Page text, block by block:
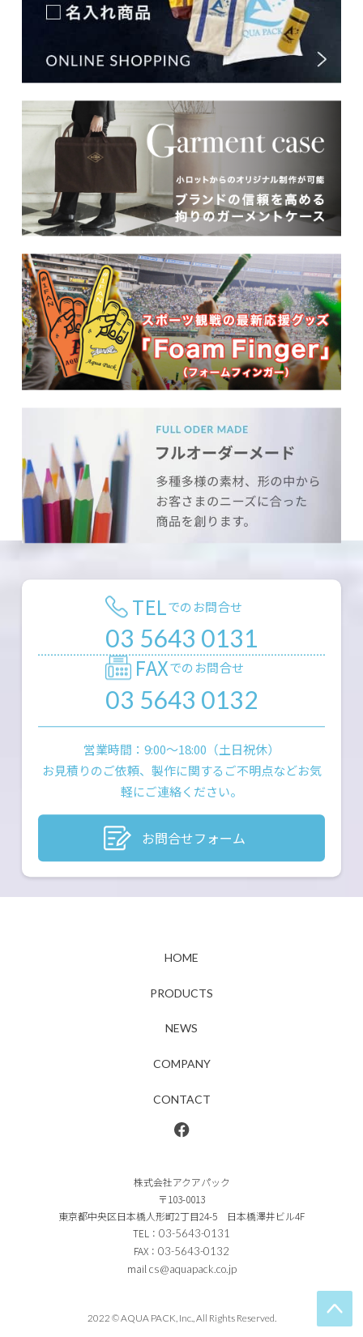
TELでのお問合せ
03 5643 0131
FAXでのお問合せ
03 5643 0132
営業時間：9:00〜18:00（土日祝休）
お見積りのご依頼、製作に関するご不明点などお気
軽にご連絡ください。
お問合せフォーム
株式会社アクアパック
〒103-0013
東京都中央区日本橋人形町2丁目24-5 日本橋澤井ビル4F
TEL： 03-5643-0131
FAX： 03-5643-0132
mail cs@aquapack.co.jp
HOME
PRODUCTS
NEWS
COMPANY
CONTACT
2022 © AQUA PACK, Inc., All Rights Reserved.